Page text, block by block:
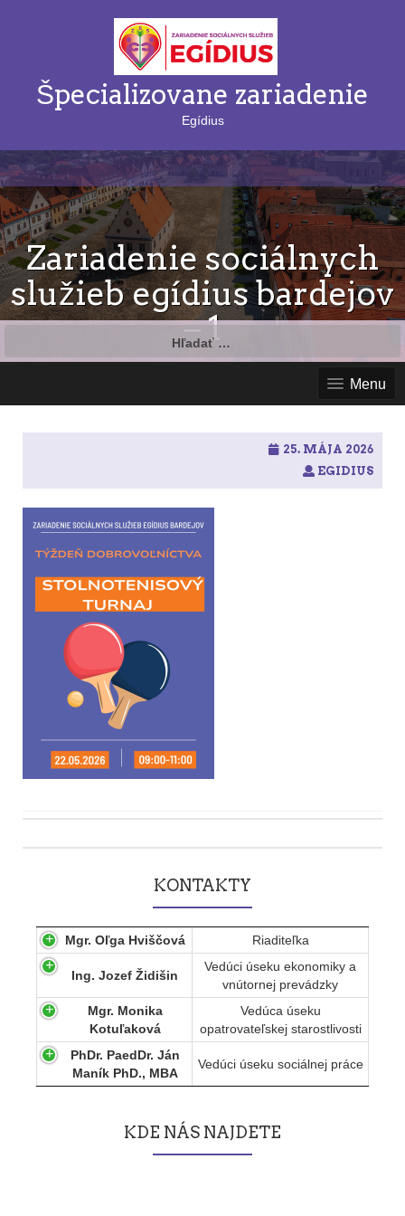
Špecializovane zariadenie
Egídius
Zariadenie sociálnych
služieb egídius bardejov
– 1
Menu
25. MÁJA 2026
EGIDIUS
navigation
KONTAKTY
Mgr. Oľga Hviščová Riaditeľka
Ing. Jozef Židišin
Vedúci úseku ekonomiky a
vnútornej prevádzky
Mgr. Monika
Kotuľaková
Vedúca úseku
opatrovateľskej starostlivosti
PhDr. PaedDr. Ján
Maník PhD., MBA
Vedúci úseku sociálnej práce
KDE NÁS NAJDETE